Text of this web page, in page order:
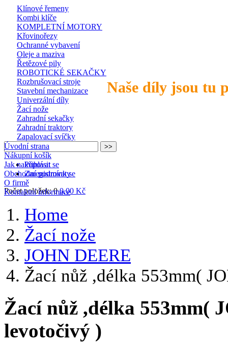
Naše díly jsou tu
Klínové řemeny
Kombi klíče
KOMPLETNÍ MOTORY
Křovinořezy
Ochranné vybavení
Oleje a maziva
Řetězové pily
ROBOTICKÉ SEKAČKY
Rozbrušovací stroje
Stavební mechanizace
Univerzální díly
Žací nože
Zahradní sekačky
Zahradní traktory
Zapalovací svíčky
Přihlásit se
Zaregistrovat se
Počet položek: 0 0,00 Kč
Úvodní strana
Nákupní košík
Jak nakupovat
Obchodní podmínky
O firmě
Kontaktní informace
Home
Žací nože
JOHN DEERE
Žací nůž ,délka 553mm(
Žací nůž ,délka 553mm(
levotočivý )